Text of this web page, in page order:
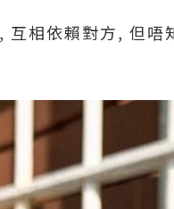
相依賴對方, 但